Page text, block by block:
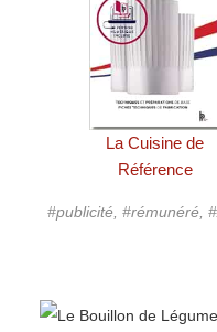
La Cuisine de
Référence
#publicité, #rémunéré,